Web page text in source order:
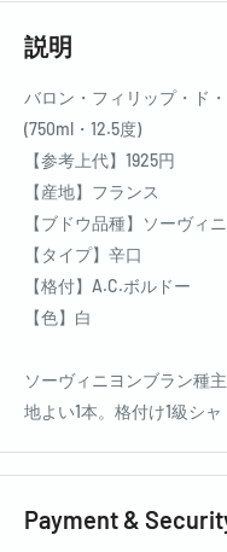
説明
バロン・フィリップ・ド
(750ml・12.5度)
【参考上代】1925円
【産地】フランス
【ブドウ品種】ソーヴィ
【タイプ】辛口
【格付】A.C.ボルドー
【色】白
ソーヴィニヨンブラン種
地よい1本。格付け1級シ
Payment &